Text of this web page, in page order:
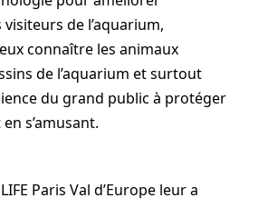
visiteurs de l’aquarium,
connaître les animaux
de l’aquarium et surtout
du grand public à protéger
s’amusant.
Paris Val d’Europe leur a